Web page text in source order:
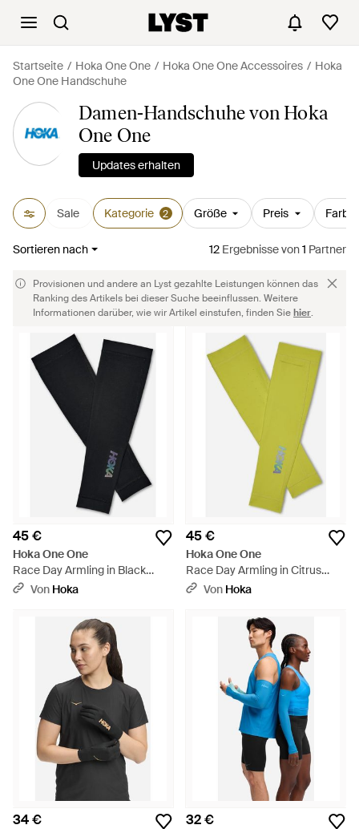
Startseite Hoka One One Hoka One One Accessoires
Hoka
One One Handschuhe
Damen-Handschuhe von Hoka
One One
Updates erhalten
Sale Kategorie 2 Größe Preis Farbe
Sortieren nach 12 Ergebnissevon1 Partner
Provisionen und andere an Lyst gezahlte Leistungen können das
Ranking des Artikels bei dieser Suche beeinflussen. Weitere
Informationen darüber, wie wir Artikel einstufen, finden Siehier.
45 €
Hoka One One
Race Day Armling in Black
Größe XL - Schwarz
Von Hoka
45 €
Hoka One One
Race Day Armling in Citrus
Größe L - Gelb
Von Hoka
34 € 32 €